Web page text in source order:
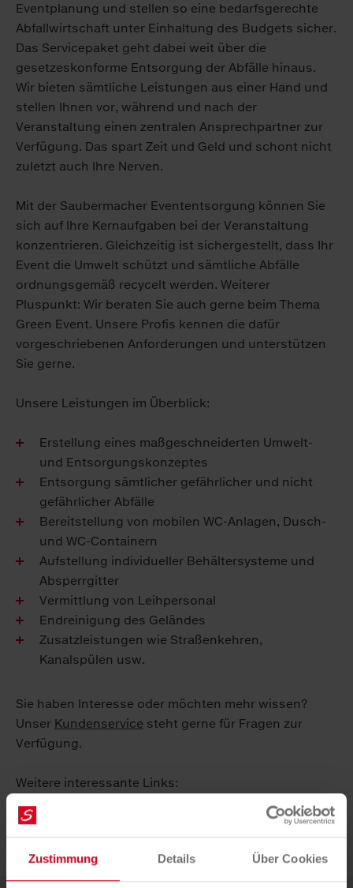
Zustimmung Details Über Cookies
Eventplanung und stellen so eine bedarfsgerechte
Abfallwirtschaft unter Einhaltung des Budgets sicher.
Das Servicepaket geht dabei weit über die
gesetzeskonforme Entsorgung der Abfälle hinaus.
Wir bieten sämtliche Leistungen aus einer Hand und
stellen Ihnen vor, während und nach der
Veranstaltung einen zentralen Ansprechpartner zur
Verfügung. Das spart Zeit und Geld und schont nicht
zuletzt auch Ihre Nerven.
Mit der Saubermacher Evententsorgung können Sie
sich auf Ihre Kernaufgaben bei der Veranstaltung
konzentrieren. Gleichzeitig ist sichergestellt, dass Ihr
Event die Umwelt schützt und sämtliche Abfälle
ordnungsgemäß recycelt werden. Weiterer
Pluspunkt: Wir beraten Sie auch gerne beim Thema
Green Event. Unsere Profis kennen die dafür
vorgeschriebenen Anforderungen und unterstützen
Sie gerne.
Unsere Leistungen im Überblick:
Erstellung eines maßgeschneiderten Umwelt-
und Entsorgungskonzeptes
Entsorgung sämtlicher gefährlicher und nicht
gefährlicher Abfälle
Bereitstellung von mobilen WC-Anlagen, Dusch-
und WC-Containern
Aufstellung individueller Behältersysteme und
Absperrgitter
Vermittlung von Leihpersonal
Endreinigung des Geländes
Zusatzleistungen wie Straßenkehren,
Kanalspülen usw.
Sie haben Interesse oder möchten mehr wissen?
Unser Kundenservice steht gerne für Fragen zur
Verfügung.
Weitere interessante Links:
Kontaktanfrage